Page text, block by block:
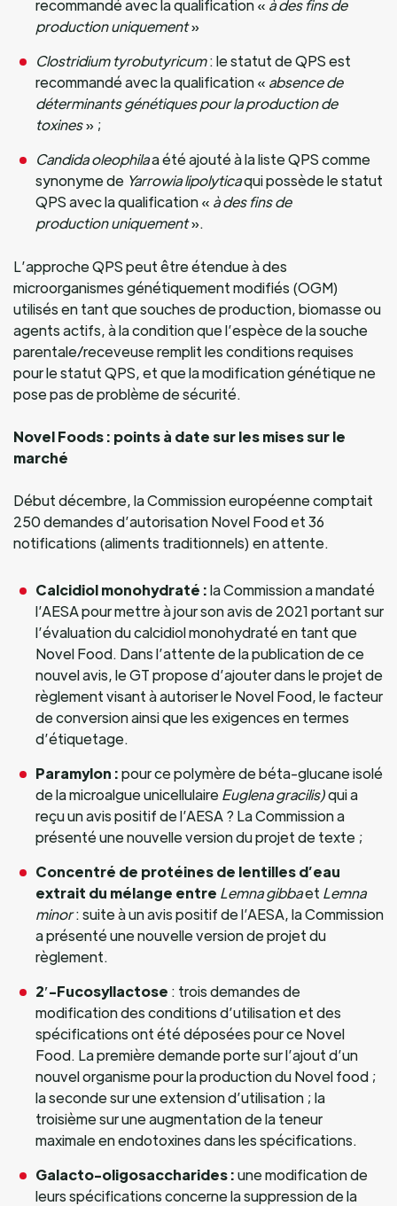
recommandé avec la qualification « à des fins de
production uniquement»
Clostridium tyrobutyricum: le statut de QPS est
recommandé avec la qualification « absence de
déterminants génétiques pour la production de
toxines» ;
Candida oleophilaa été ajouté à la liste QPS comme
synonyme de Yarrowia lipolyticaqui possède le statut
QPS avec la qualification « à des fins de
production uniquement».
L’approche QPS peut être étendue à des
microorganismes génétiquement modifiés (OGM)
utilisés en tant que souches de production, biomasse ou
agents actifs, à la condition que l’espèce de la souche
parentale/receveuse remplit les conditions requises
pour le statut QPS, et que la modification génétique ne
pose pas de problème de sécurité.
Novel Foods : points à date sur les mises sur le
marché
Début décembre, la Commission européenne comptait
250 demandes d’autorisation Novel Food et 36
notifications (aliments traditionnels) en attente.
Calcidiol monohydraté :la Commission a mandaté
l’AESA pour mettre à jour son avis de 2021 portant sur
l’évaluation du calcidiol monohydraté en tant que
Novel Food. Dans l’attente de la publication de ce
nouvel avis, le GT propose d’ajouter dans le projet de
règlement visant à autoriser le Novel Food, le facteur
de conversion ainsi que les exigences en termes
d’étiquetage.
Paramylon :pour ce polymère de béta-glucane isolé
de la microalgue unicellulaireEuglena gracilis)qui a
reçu un avis positif de l’AESA ? La Commission a
présenté une nouvelle version du projet de texte ;
Concentré de protéines de lentilles d’eau
extrait du mélange entre Lemna gibbaet Lemna
minor: suite à un avis positif de l’AESA, la Commission
a présenté une nouvelle version de projet du
règlement.
2′-Fucosyllactose : trois demandes de
modification des conditions d’utilisation et des
spécifications ont été déposées pour ce Novel
Food. La première demande porte sur l’ajout d’un
nouvel organisme pour la production du Novel food ;
la seconde sur une extension d’utilisation ; la
troisième sur une augmentation de la teneur
maximale en endotoxines dans les spécifications.
Galacto-oligosaccharides :une modification de
leurs spécifications concerne la suppression de la